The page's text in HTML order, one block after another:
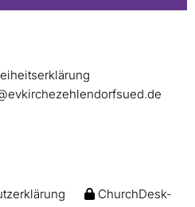
ChurchDesk-